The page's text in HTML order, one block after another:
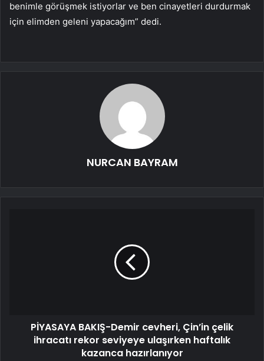
benimle görüşmek istiyorlar ve ben cinayetleri durdurmak
için elimden geleni yapacağım” dedi.
NURCAN BAYRAM
PİYASAYA BAKIŞ-Demir cevheri, Çin’in çelik
ihracatı rekor seviyeye ulaşırken haftalık
kazanca hazırlanıyor